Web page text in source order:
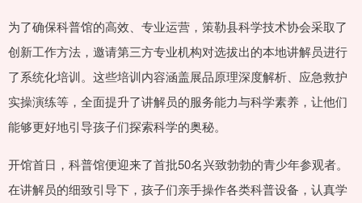
为了确保科普馆的高效、专业运营，策勒县科学技术协会采取了
创新工作方法，邀请第三方专业机构对选拔出的本地讲解员进行
了系统化培训。这些培训内容涵盖展品原理深度解析、应急救护
实操演练等，全面提升了讲解员的服务能力与科学素养，让他们
能够更好地引导孩子们探索科学的奥秘。
开馆首日，科普馆便迎来了首批50名兴致勃勃的青少年参观者。
在讲解员的细致引导下，孩子们亲手操作各类科普设备，认真学